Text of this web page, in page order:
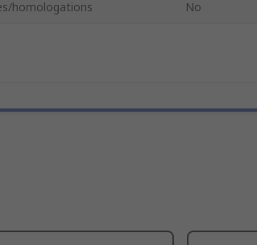
homologations No